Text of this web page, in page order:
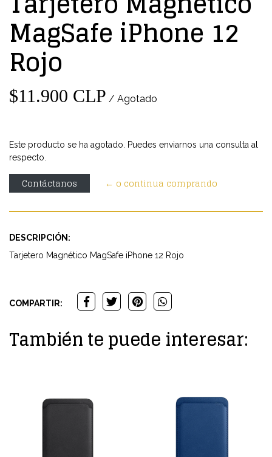
MagSafe iPhone 12
Rojo
$11.900 CLP / Agotado
Este producto se ha agotado. Puedes enviarnos una consulta al
respecto.
Contáctanos ← o continua comprando
DESCRIPCIÓN:
Tarjetero Magnético MagSafe iPhone 12 Rojo
COMPARTIR:
También te puede interesar: